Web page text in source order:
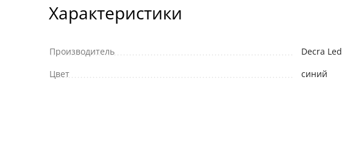
Характеристики
Производитель
Decra Led
Цвет
синий